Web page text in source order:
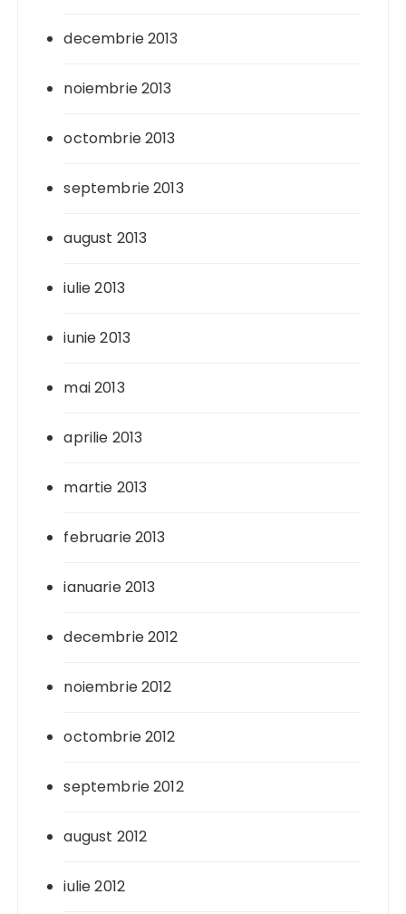
decembrie 2013
noiembrie 2013
octombrie 2013
septembrie 2013
august 2013
iulie 2013
iunie 2013
mai 2013
aprilie 2013
martie 2013
februarie 2013
ianuarie 2013
decembrie 2012
noiembrie 2012
octombrie 2012
septembrie 2012
august 2012
iulie 2012